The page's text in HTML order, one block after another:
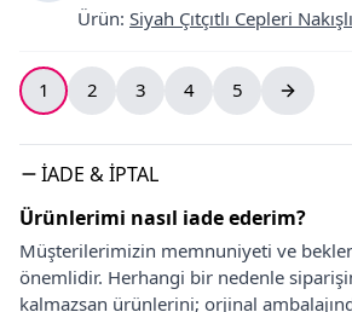
Ürün: Siyah Çıtçıtlı Cepleri
1 2 3 4 5
İADE & İPTAL
Ürünlerimi nasıl iade ederim?
Müşterilerimizin memnuniyeti ve
önemlidir. Herhangi bir nedenle
kalmazsan ürünlerini; orjinal